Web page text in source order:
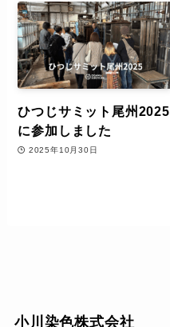
ひつじサミット尾州2025
に参加しました
2025年10月30日
小川染色株式会社